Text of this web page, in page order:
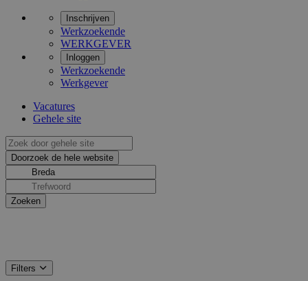
Inschrijven
Werkzoekende
WERKGEVER
Inloggen
Werkzoekende
Werkgever
Vacatures
Gehele site
Filters